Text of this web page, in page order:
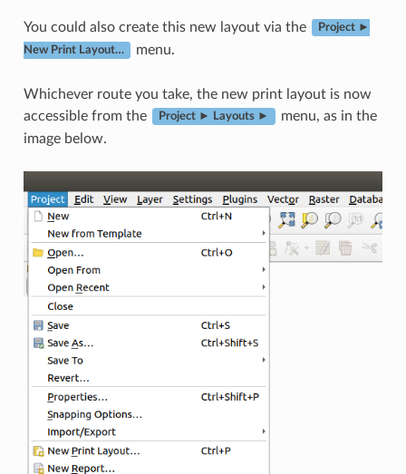
You could also create this new layout via the Project ►
New Print Layout… menu.
Whichever route you take, the new print layout is now
accessible from the
Project ► Layouts ►
menu, as in the
image below.